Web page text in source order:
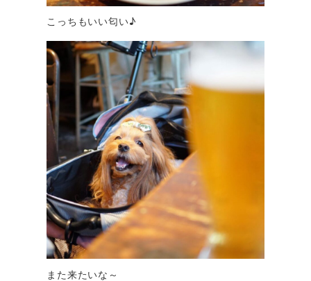
こっちもいい匂い♪
また来たいな～